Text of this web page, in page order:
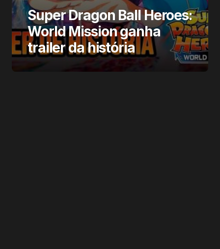
Super Dragon Ball Heroes:
World Mission ganha
trailer da história